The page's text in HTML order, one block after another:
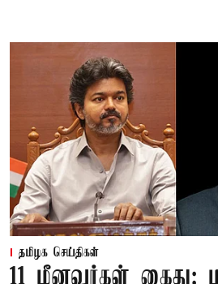
தமிழக செய்திகள்
11 மீனவர்கள் கைது: